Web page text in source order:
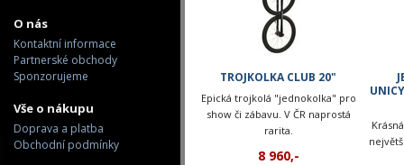
O nás
Kontaktní informace
Partnerské obchody
Sponzorujeme
Vše o nákupu
Doprava a platba
Obchodní podmínky
TROJKOLKA CLUB 20"
Epická trojkolá "jednokolka" pro
show či zábavu. V ČR naprostá
rarita.
8 960,-